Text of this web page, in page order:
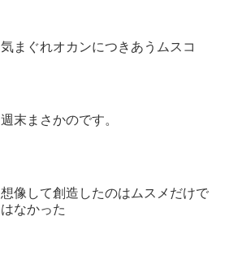
気まぐれオカンにつきあうムスコ
週末まさかのです。
想像して創造したのはムスメだけで
はなかった